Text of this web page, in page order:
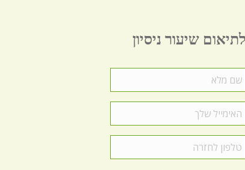
לתיאום שיעור ניסיון
מלא *
שלך
*
לחזרה
*